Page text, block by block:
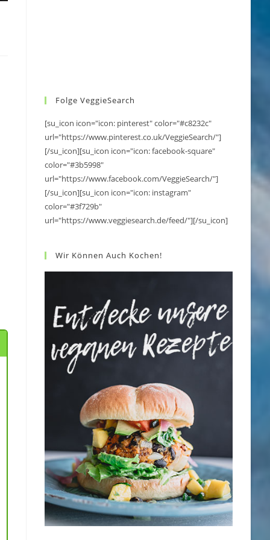
Folge VeggieSearch
[su_icon icon="icon: pinterest" color="#c8232c"
url="https://www.pinterest.co.uk/VeggieSearch/"]
[/su_icon][su_icon icon="icon: facebook-square"
color="#3b5998"
url="https://www.facebook.com/VeggieSearch/"]
[/su_icon][su_icon icon="icon: instagram"
color="#3f729b"
url="https://www.veggiesearch.de/feed/"][/su_icon]
Wir Können Auch Kochen!